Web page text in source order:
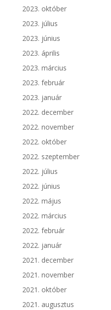
2023. október
2023. július
2023. június
2023. április
2023. március
2023. február
2023. január
2022. december
2022. november
2022. október
2022. szeptember
2022. július
2022. június
2022. május
2022. március
2022. február
2022. január
2021. december
2021. november
2021. október
2021. augusztus